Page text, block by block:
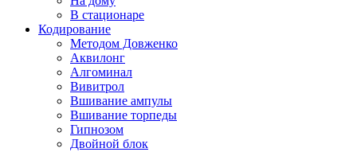
В стационаре
Кодирование
Методом Довженко
Аквилонг
Алгоминал
Вивитрол
Вшивание ампулы
Вшивание торпеды
Гипнозом
Двойной блок